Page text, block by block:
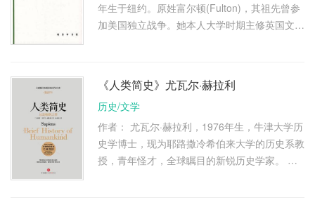
年生于纽约。原姓富尔顿(Fulton)，其祖先曾参
加美国独立战争。她本人大学时期主修英国文
《人类简史》尤瓦尔·赫拉利
历史/文学
作者： 尤瓦尔·赫拉利，1976年生，牛津大学历
史学博士，现为耶路撒冷希伯来大学的历史系教
授，青年怪才，全球瞩目的新锐历史学家。 他